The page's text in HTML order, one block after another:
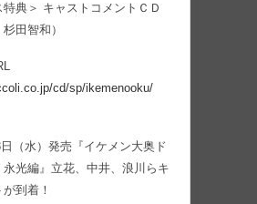
特典＞ キャストコメントＣＤ
田智和）
cd/sp/ikemenooku/
日（水）発売『イケメン大奥ド
永光編』立花、中井、浪川らキ
到着！